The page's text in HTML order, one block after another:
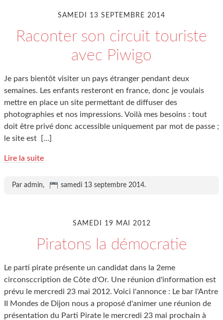
SAMEDI 13 SEPTEMBRE 2014
Raconter son circuit touriste
avec Piwigo
Je pars bientôt visiter un pays étranger pendant deux
semaines. Les enfants resteront en france, donc je voulais
mettre en place un site permettant de diffuser des
photographies et nos impressions. Voilà mes besoins : tout
doit être privé donc accessible uniquement par mot de passe ;
le site est
[…]
Lire la suite
Par admin, samedi 13 septembre 2014.
SAMEDI 19 MAI 2012
Piratons la démocratie
Le parti pirate présente un candidat dans la 2eme
circonsccription de Côte d'Or. Une réunion d'information est
prévu le mercredi 23 mai 2012. Voici l'annonce : Le bar l'Antre
II Mondes de Dijon nous a proposé d'animer une réunion de
présentation du Parti Pirate le mercredi 23 mai prochain à